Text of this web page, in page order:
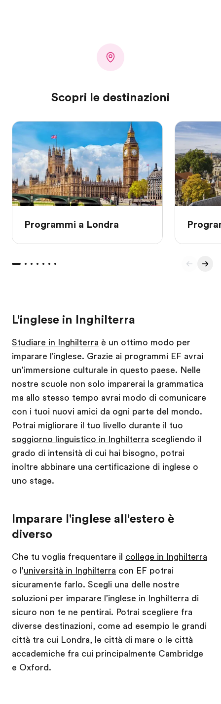
Scopri le destinazioni
Programmi a Londra
L'inglese in Inghilterra
Studiare in Inghilterra è un ottimo modo per
imparare l'inglese. Grazie ai programmi EF avrai
un'immersione culturale in questo paese. Nelle
nostre scuole non solo imparerai la grammatica
ma allo stesso tempo avrai modo di comunicare
con i tuoi nuovi amici da ogni parte del mondo.
Potrai migliorare il tuo livello durante il tuo
soggiorno linguistico in Inghilterra scegliendo il
grado di intensità di cui hai bisogno, potrai
inoltre abbinare una certificazione di inglese o
uno stage.
Imparare l'inglese all'estero è
diverso
Che tu voglia frequentare il college in Inghilterra
o l'università in Inghilterra con EF potrai
sicuramente farlo. Scegli una delle nostre
soluzioni per imparare l'inglese in Inghilterra di
sicuro non te ne pentirai. Potrai scegliere fra
diverse destinazioni, come ad esempio le grandi
città tra cui Londra, le città di mare o le città
accademiche fra cui principalmente Cambridge
e Oxford.